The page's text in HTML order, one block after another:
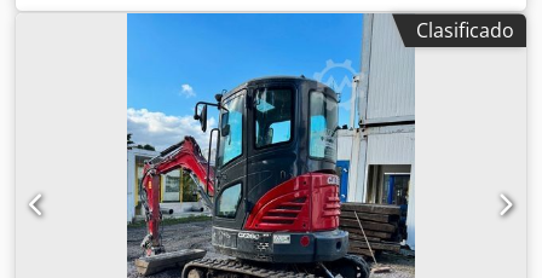
operativo: 15.700 kg * Potencia del motor: 77 kW * Zapatas
Roadliner * Acoplador rápido hidráulico Cjdjy Rm H Espfx
Clasificado